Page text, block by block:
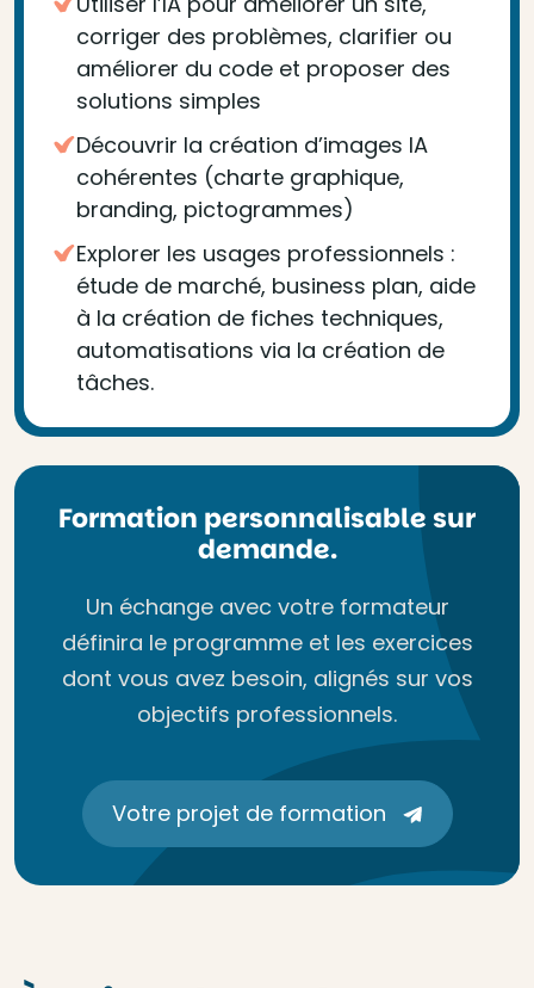
corriger des problèmes, clarifier ou
améliorer du code et proposer des
solutions simples
Découvrir la création d’images IA
cohérentes (charte graphique,
branding, pictogrammes)
Explorer les usages professionnels :
étude de marché, business plan, aide
à la création de fiches techniques,
automatisations via la création de
tâches.
Formation personnalisable sur
demande.
Un échange avec votre formateur
définira le programme et les exercices
dont vous avez besoin, alignés sur vos
objectifs professionnels.
Votre projet de formation